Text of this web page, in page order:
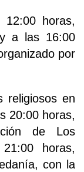
horas,
a las 16:00
por
religiosos en
20:00 horas,
de Los
horas,
con la